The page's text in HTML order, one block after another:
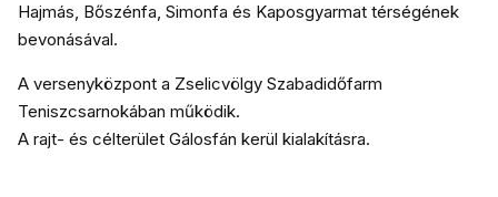
Hajmás, Bőszénfa, Simonfa és Kaposgyarmat térségének
bevonásával.
A versenyközpont a Zselicvölgy Szabadidőfarm
Teniszcsarnokában működik.
A rajt- és célterület Gálosfán kerül kialakításra.